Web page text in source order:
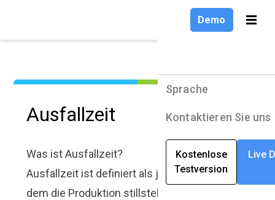
Demo
Produkte
Lösungen
Unternehmen
Ressourcen
Sprache
Deutsch
Sprache
Kontaktieren Sie uns
Kostenlose
Testversion
Live
Demo
Produkte
Lösungen
Unternehmen
Ressourcen
Sprache
English
Deutsch
Français
Sprache
Kontaktieren Sie uns
Kostenlose
Testversion
Live
Ausfallzeit
Was ist Ausfallzeit?
Ausfallzeit ist definiert als jeder Zeitraum, in
dem die Produktion stillsteht. Die Produktion